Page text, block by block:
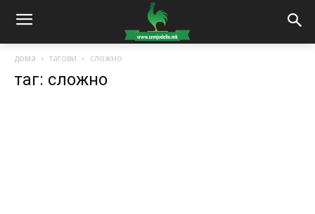
дома тагови сложно
таг: сложно